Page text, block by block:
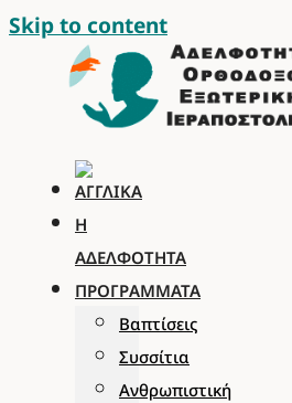
Skip to content
Η
ΑΔΕΛΦΌΤΗΤΑ
ΠΡΟΓΡΆΜΜΑΤΑ
Βαπτίσεις
Συσσίτια
Ανθρωπιστική